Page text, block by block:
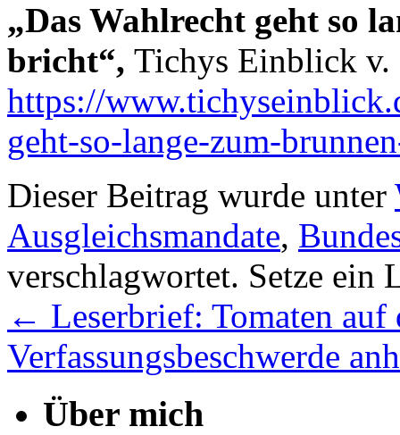
„Das Wahlrecht geht so
bricht“, Tichys Einblick v.
https://
geht-so-lange-zum-
Dieser Beitrag wurde unter
Ausgleichsmandate,
verschlagwortet. Setze ein
← Leserbrief: Tomaten auf
Verfassungsbeschwerde
Über mich